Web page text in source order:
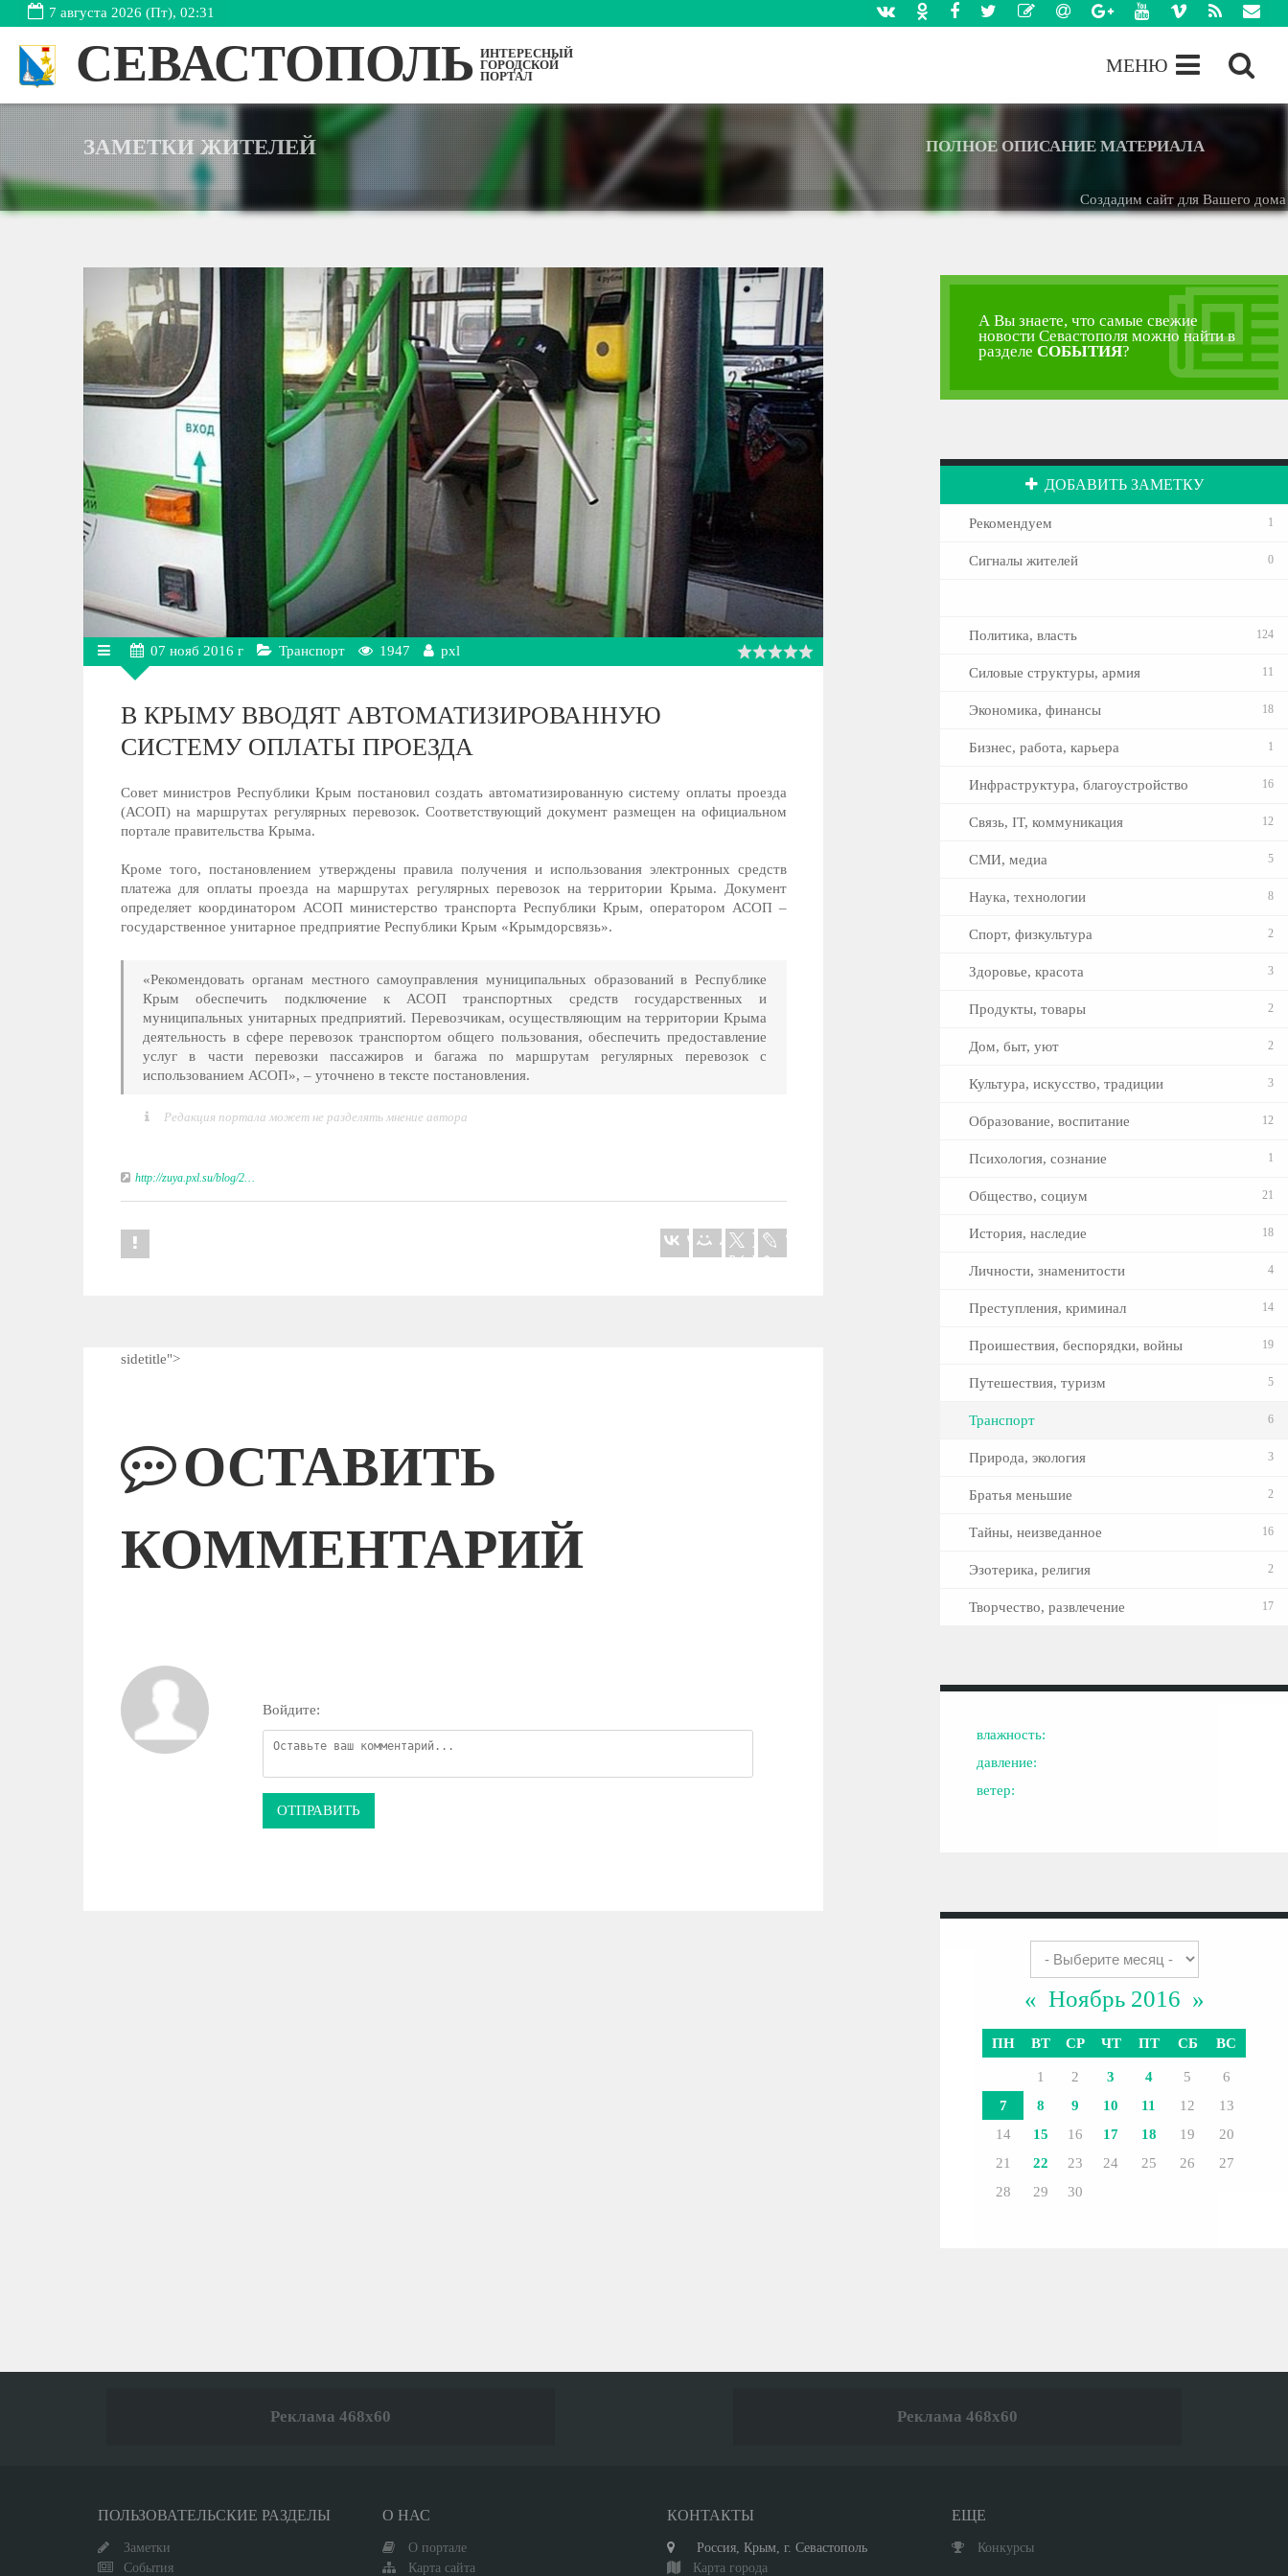
7 августа 2026 (Пт), 02:31
СЕВАСТОПОЛЬ ИНТЕРЕСНЫЙ
ГОРОДСКОЙ
ПОРТАЛ
МЕНЮ
ЗАМЕТКИ ЖИТЕЛЕЙ ПОЛНОЕ ОПИСАНИЕ МАТЕРИАЛА
Создадим сайт для Вашего дома -
07 нояб 2016 г Транспорт 1947 pxl
В КРЫМУ ВВОДЯТ АВТОМАТИЗИРОВАННУЮ
СИСТЕМУ ОПЛАТЫ ПРОЕЗДА
Совет министров Республики Крым постановил создать автоматизированную систему оплаты проезда
(АСОП) на маршрутах регулярных перевозок. Соответствующий документ размещен на официальном
портале правительства Крыма.
Кроме того, постановлением утверждены правила получения и использования электронных средств
платежа для оплаты проезда на маршрутах регулярных перевозок на территории Крыма. Документ
определяет координатором АСОП министерство транспорта Республики Крым, оператором АСОП –
государственное унитарное предприятие Республики Крым «Крымдорсвязь».
«Рекомендовать органам местного самоуправления муниципальных образований в Республике
Крым обеспечить подключение к АСОП транспортных средств государственных и
муниципальных унитарных предприятий. Перевозчикам, осуществляющим на территории Крыма
деятельность в сфере перевозок транспортом общего пользования, обеспечить предоставление
услуг в части перевозки пассажиров и багажа по маршрутам регулярных перевозок с
использованием АСОП», – уточнено в тексте постановления.
Редакция портала может не разделять мнение автора
http://zuya.pxl.su/blog/2…
sidetitle">
ОСТАВИТЬ
КОММЕНТАРИЙ
Войдите:
ОТПРАВИТЬ
А Вы знаете, что самые свежие
новости Севастополя можно найти в
разделеСОБЫТИЯ?
ДОБАВИТЬ ЗАМЕТКУ
Рекомендуем 1
Сигналы жителей 0
Политика, власть 124
Силовые структуры, армия 11
Экономика, финансы 18
Бизнес, работа, карьера 1
Инфраструктура, благоустройство 16
Связь, IT, коммуникация 12
СМИ, медиа 5
Наука, технологии 8
Спорт, физкультура 2
Здоровье, красота 3
Продукты, товары 2
Дом, быт, уют 2
Культура, искусство, традиции 3
Образование, воспитание 12
Психология, сознание 1
Общество, социум 21
История, наследие 18
Личности, знаменитости 4
Преступления, криминал 14
Проишествия, беспорядки, войны 19
Путешествия, туризм 5
Транспорт 6
Природа, экология 3
Братья меньшие 2
Тайны, неизведанное 16
Эзотерика, религия 2
Творчество, развлечение 17
влажность:
давление:
ветер:
« Ноябрь 2016 »
ПН ВТ СР ЧТ ПТ СБ ВС
1 2 3 4 5
6
7
8 9 10 11 12
13
14
15 16 17 18 19
20
21
22 23 24 25 26
27
28
29 30
Реклама 468x60 Реклама 468x60
ПОЛЬЗОВАТЕЛЬСКИЕ РАЗДЕЛЫ
Заметки
События
О НАС
О портале
Карта сайта
КОНТАКТЫ
Россия, Крым, г. Севастополь
Карта города
ЕЩЕ
Конкурсы